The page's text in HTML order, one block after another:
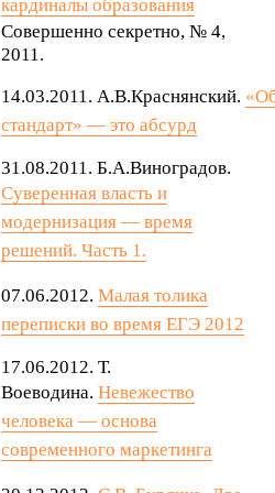
кардиналы образования
Совершенно секретно, № 4,
2011.
14.03.2011. А.В.Краснянский.
стандарт» — это абсурд
31.08.2011. Б.А.Виноградов.
Суверенная власть и
модернизация — время
решений. Часть 1.
07.06.2012.Малая толика
переписки во время ЕГЭ 2012
17.06.2012. Т.
Воеводина.Невежество
человека — основа
современного маркетинга